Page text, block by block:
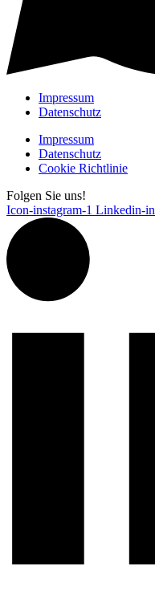
Impressum
Datenschutz
Impressum
Datenschutz
Cookie Richtlinie
Folgen Sie uns!
Icon-instagram-1 Linkedin-in